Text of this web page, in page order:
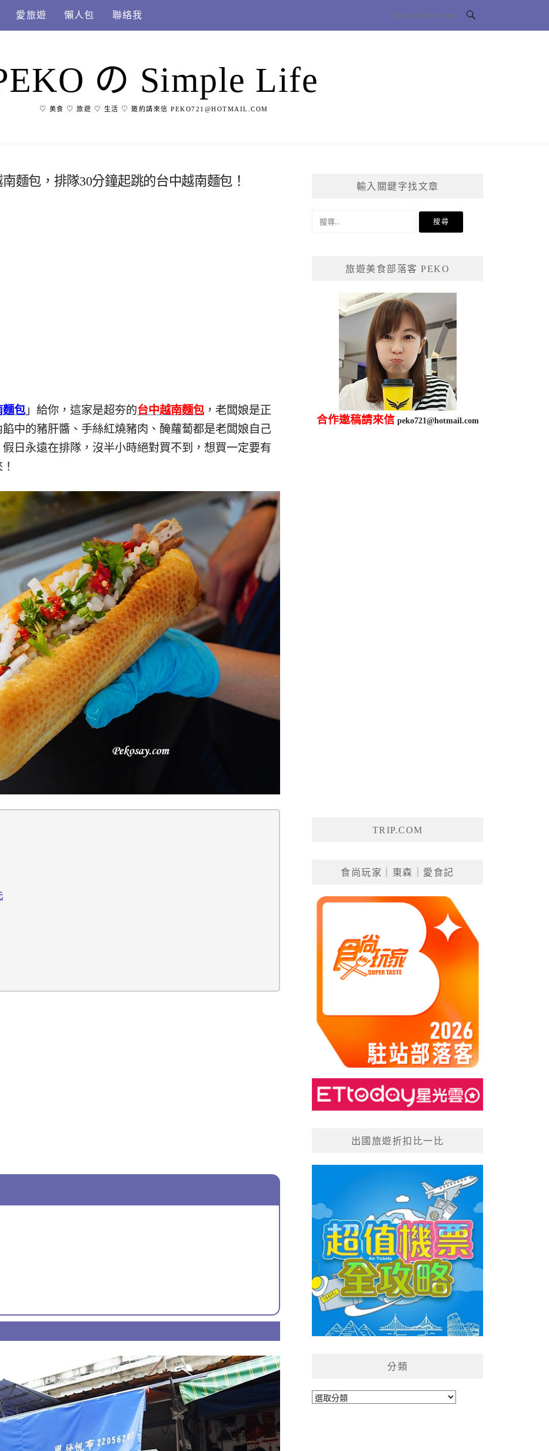
愛旅遊 懶人包 聯絡我
の Simple Life
♡ 美食 ♡ 旅遊 ♡ 生活 ♡ 邀約請來信 PEKO721@HOTMAIL.COM
麵包，排隊30分鐘起跳的台中越南麵包！
麵包」給你，這家是超夯的台中越南麵包，老闆娘是正
餡中的豬肝醬、手絲紅燒豬肉、醃蘿蔔都是老闆娘自己
日永遠在排隊，沒半小時絕對買不到，想買一定要有
輸入關鍵字找文章
旅遊美食部落客 PEKO
合作邀稿請來信 peko721@hotmail.com
TRIP.COM
食尚玩家｜東森｜愛食記
出國旅遊折扣比一比
分類
分